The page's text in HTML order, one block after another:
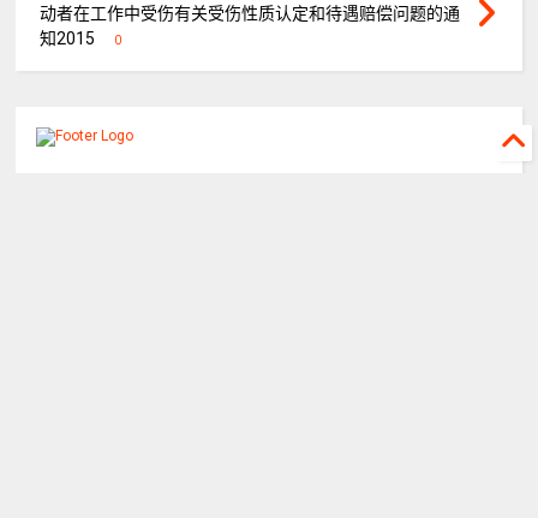
动者在工作中受伤有关受伤性质认定和待遇赔偿问题的通
知2015
0